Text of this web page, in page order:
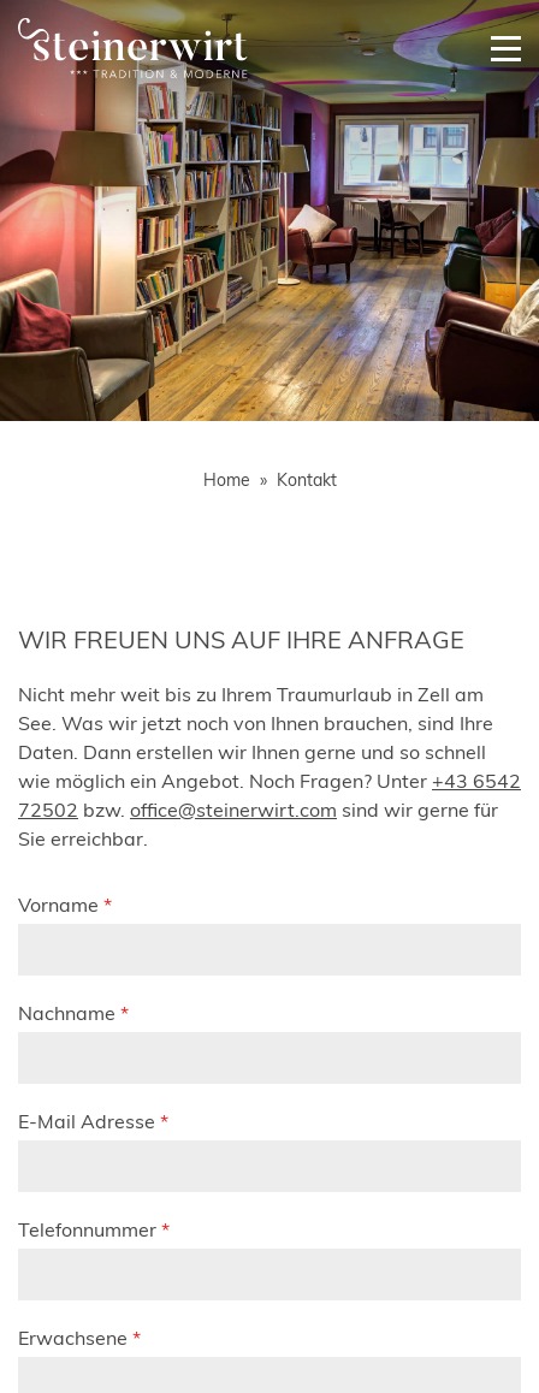
Home Kontakt
WIR FREUEN UNS AUF IHRE ANFRAGE
Nicht mehr weit bis zu Ihrem Traumurlaub in Zell am
See. Was wir jetzt noch von Ihnen brauchen, sind Ihre
Daten. Dann erstellen wir Ihnen gerne und so schnell
wie möglich ein Angebot. Noch Fragen? Unter +43 6542
72502 bzw. office@steinerwirt.com sind wir gerne für
Sie erreichbar.
Vorname *
Nachname *
E-Mail Adresse *
Telefonnummer *
Erwachsene *